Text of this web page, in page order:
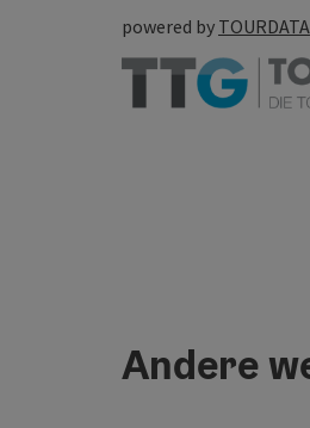
powered by TOURDATA
Andere